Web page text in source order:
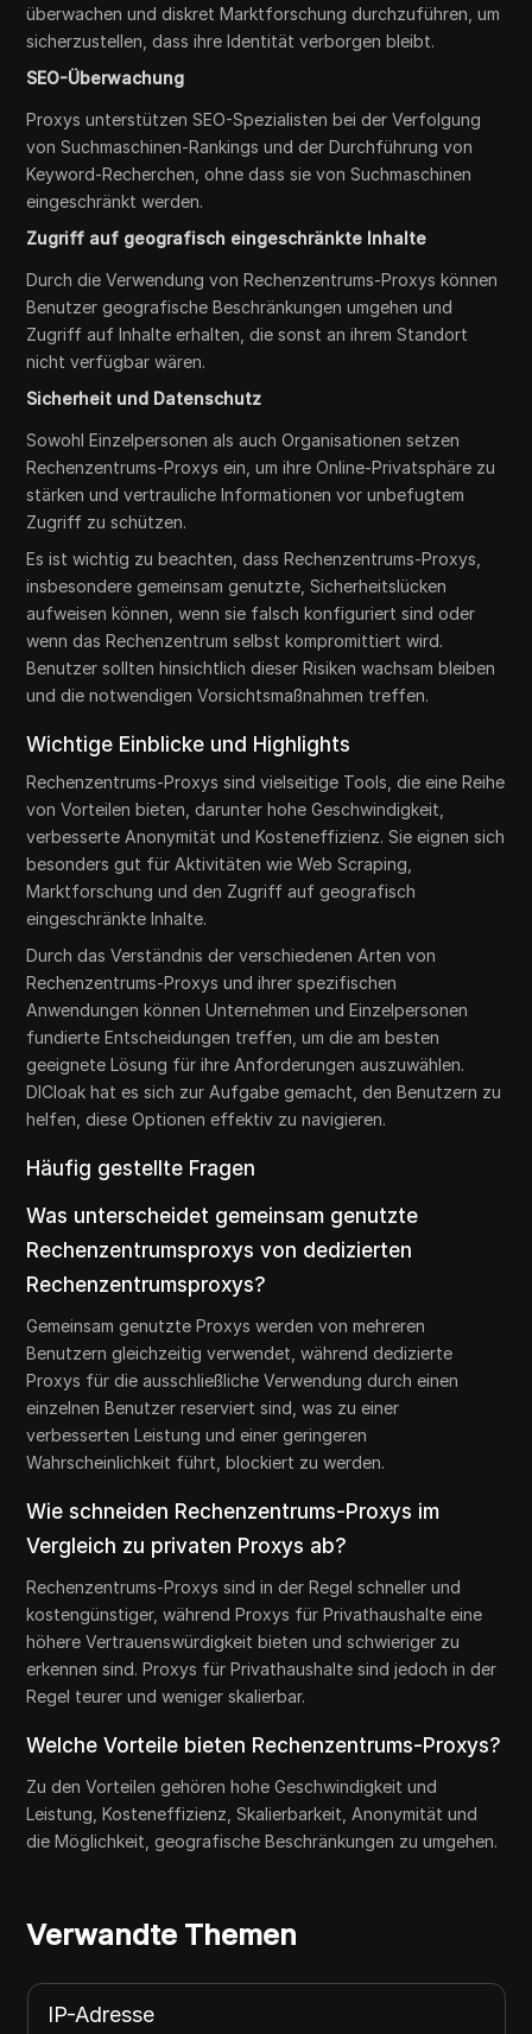
überwachen und diskret Marktforschung durchzuführen, um
sicherzustellen, dass ihre Identität verborgen bleibt.
SEO-Überwachung
Proxys unterstützen SEO-Spezialisten bei der Verfolgung
von Suchmaschinen-Rankings und der Durchführung von
Keyword-Recherchen, ohne dass sie von Suchmaschinen
eingeschränkt werden.
Zugriff auf geografisch eingeschränkte Inhalte
Durch die Verwendung von Rechenzentrums-Proxys können
Benutzer geografische Beschränkungen umgehen und
Zugriff auf Inhalte erhalten, die sonst an ihrem Standort
nicht verfügbar wären.
Sicherheit und Datenschutz
Sowohl Einzelpersonen als auch Organisationen setzen
Rechenzentrums-Proxys ein, um ihre Online-Privatsphäre zu
stärken und vertrauliche Informationen vor unbefugtem
Zugriff zu schützen.
Es ist wichtig zu beachten, dass Rechenzentrums-Proxys,
insbesondere gemeinsam genutzte, Sicherheitslücken
aufweisen können, wenn sie falsch konfiguriert sind oder
wenn das Rechenzentrum selbst kompromittiert wird.
Benutzer sollten hinsichtlich dieser Risiken wachsam bleiben
und die notwendigen Vorsichtsmaßnahmen treffen.
Wichtige Einblicke und Highlights
Rechenzentrums-Proxys sind vielseitige Tools, die eine Reihe
von Vorteilen bieten, darunter hohe Geschwindigkeit,
verbesserte Anonymität und Kosteneffizienz. Sie eignen sich
besonders gut für Aktivitäten wie Web Scraping,
Marktforschung und den Zugriff auf geografisch
eingeschränkte Inhalte.
Durch das Verständnis der verschiedenen Arten von
Rechenzentrums-Proxys und ihrer spezifischen
Anwendungen können Unternehmen und Einzelpersonen
fundierte Entscheidungen treffen, um die am besten
geeignete Lösung für ihre Anforderungen auszuwählen.
DICloak hat es sich zur Aufgabe gemacht, den Benutzern zu
helfen, diese Optionen effektiv zu navigieren.
Häufig gestellte Fragen
Was unterscheidet gemeinsam genutzte
Rechenzentrumsproxys von dedizierten
Rechenzentrumsproxys?
Gemeinsam genutzte Proxys werden von mehreren
Benutzern gleichzeitig verwendet, während dedizierte
Proxys für die ausschließliche Verwendung durch einen
einzelnen Benutzer reserviert sind, was zu einer
verbesserten Leistung und einer geringeren
Wahrscheinlichkeit führt, blockiert zu werden.
Wie schneiden Rechenzentrums-Proxys im
Vergleich zu privaten Proxys ab?
Rechenzentrums-Proxys sind in der Regel schneller und
kostengünstiger, während Proxys für Privathaushalte eine
höhere Vertrauenswürdigkeit bieten und schwieriger zu
erkennen sind. Proxys für Privathaushalte sind jedoch in der
Regel teurer und weniger skalierbar.
Welche Vorteile bieten Rechenzentrums-Proxys?
Zu den Vorteilen gehören hohe Geschwindigkeit und
Leistung, Kosteneffizienz, Skalierbarkeit, Anonymität und
die Möglichkeit, geografische Beschränkungen zu umgehen.
Verwandte Themen
IP-Adresse